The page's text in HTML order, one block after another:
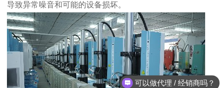
导致异常噪音和可能的设备损坏。
可以做代理 / 经销商吗？